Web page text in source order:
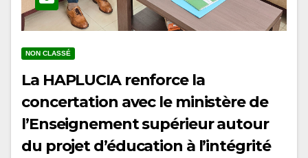
La HAPLUCIA renforce la
concertation avec le ministère de
l’Enseignement supérieur autour
du projet d’éducation à l’intégrité
24 FÉVRIER 2026